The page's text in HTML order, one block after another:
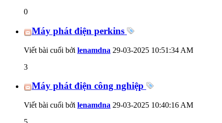
0
Máy phát điện perkins
Viết bài cuối bởi lenamdna 29-03-2025 10:51:34 AM
3
Máy phát điện công nghiệp
Viết bài cuối bởi lenamdna 29-03-2025 10:40:16 AM